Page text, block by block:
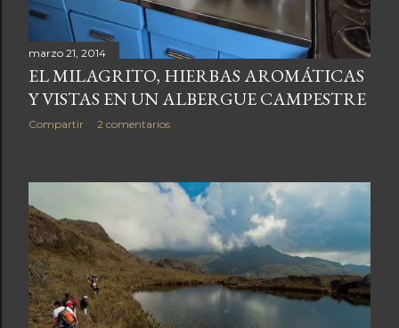
marzo 21, 2014
EL MILAGRITO, HIERBAS AROMÁTICAS
Y VISTAS EN UN ALBERGUE CAMPESTRE
Compartir 2 comentarios